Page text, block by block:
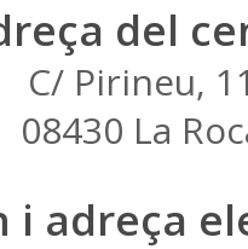
del
C/ Pirineu,
08430 La
i adreça